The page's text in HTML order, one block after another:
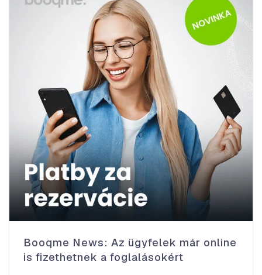
Booqme News: Az ügyfelek már online
is fizethetnek a foglalásokért